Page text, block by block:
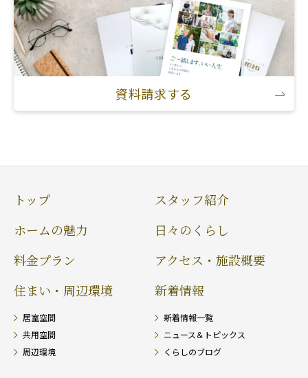
資料請求する
トップ
ホームの魅力
料金プラン
住まい・周辺環境
居室空間
共用空間
周辺環境
スタッフ紹介
日々のくらし
アクセス・施設概要
新着情報
新着情報一覧
ニュース＆トピックス
くらしのブログ